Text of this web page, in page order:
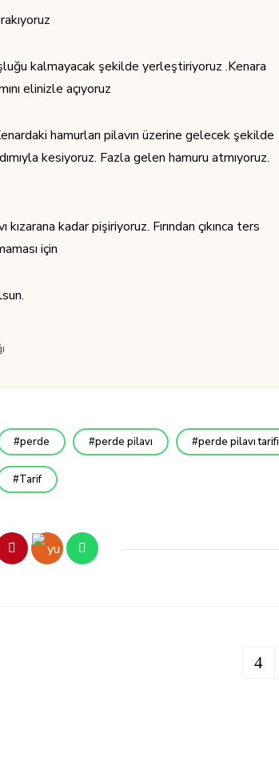
kalmayacak şekilde yerleştiriyoruz .Kenara
elinizle açıyoruz
hamurları pilavın üzerine gelecek şekilde
kesiyoruz. Fazla gelen hamuru atmıyoruz.
kadar pişiriyoruz. Fırından çıkınca ters
için
perde perde pilavı perde pilavı tarifi
Tarif